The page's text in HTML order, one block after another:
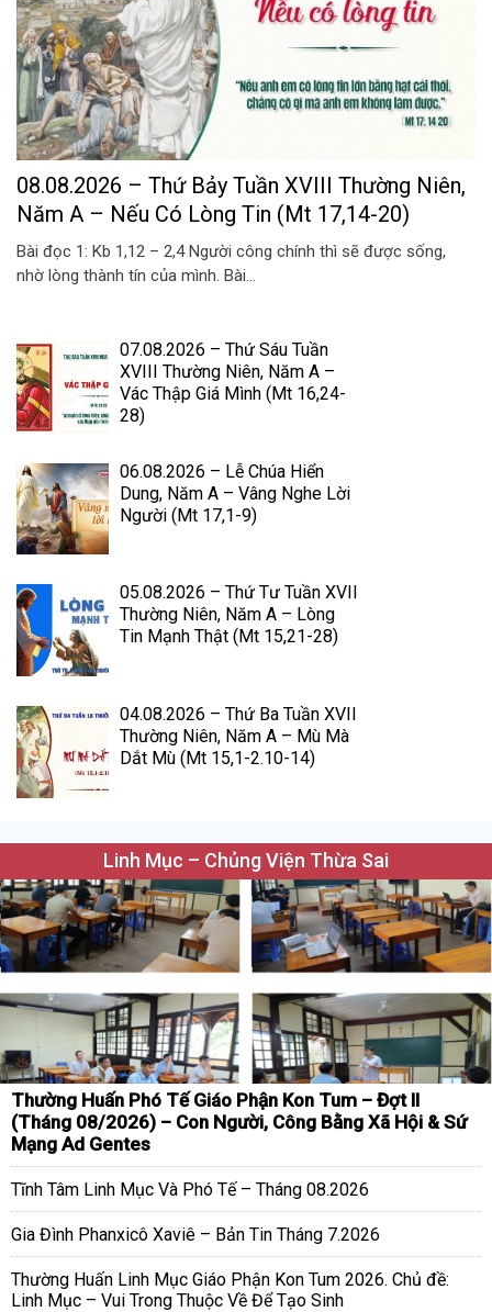
08.08.2026 – Thứ Bảy Tuần XVIII Thường Niên,
Năm A – Nếu Có Lòng Tin (Mt 17,14-20)
Bài đọc 1: Kb 1,12 – 2,4 Người công chính thì sẽ được sống,
nhờ lòng thành tín của mình. Bài...
07.08.2026 – Thứ Sáu Tuần
XVIII Thường Niên, Năm A –
Vác Thập Giá Mình (Mt 16,24-
28)
06.08.2026 – Lễ Chúa Hiển
Dung, Năm A – Vâng Nghe Lời
Người (Mt 17,1-9)
05.08.2026 – Thứ Tư Tuần XVII
Thường Niên, Năm A – Lòng
Tin Mạnh Thật (Mt 15,21-28)
04.08.2026 – Thứ Ba Tuần XVII
Thường Niên, Năm A – Mù Mà
Dắt Mù (Mt 15,1-2.10-14)
Linh Mục – Chủng Viện Thừa Sai
Thường Huấn Phó Tế Giáo Phận Kon Tum – Đợt II
(Tháng 08/2026) – Con Người, Công Bằng Xã Hội & Sứ
Mạng Ad Gentes
Tĩnh Tâm Linh Mục Và Phó Tế – Tháng 08.2026
Gia Đình Phanxicô Xaviê – Bản Tin Tháng 7.2026
Thường Huấn Linh Mục Giáo Phận Kon Tum 2026. Chủ đề:
Linh Mục – Vui Trong Thuộc Về Để Tạo Sinh